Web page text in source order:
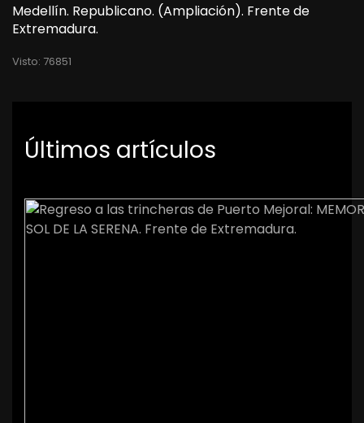
Medellín. Republicano. (Ampliación). Frente de
Extremadura.
Visto: 76851
Últimos artículos